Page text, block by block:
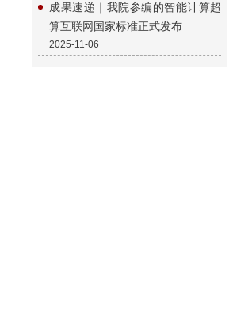
成果速递｜我院参编的智能计算超
算互联网国家标准正式发布
2025-11-06